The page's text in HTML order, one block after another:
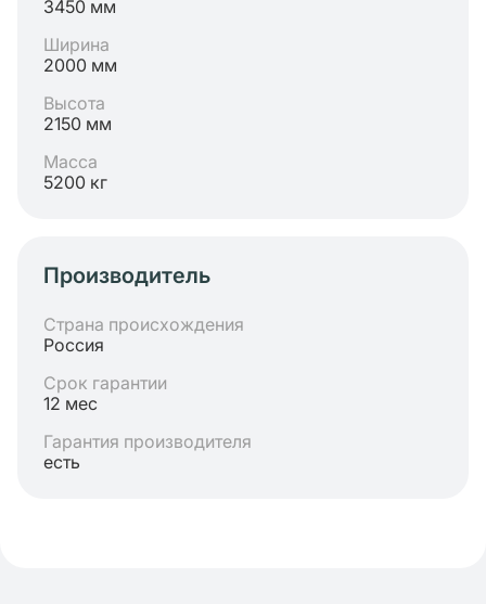
3450 мм
Ширина
2000 мм
Высота
2150 мм
Масса
5200 кг
Производитель
Страна происхождения
Россия
Срок гарантии
12 мес
Гарантия производителя
есть